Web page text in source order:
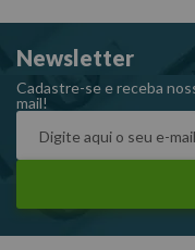
Peso: 0,192 kg.
Referência: 067.678.
Newsletter
Cadastre-se e receba
mail!